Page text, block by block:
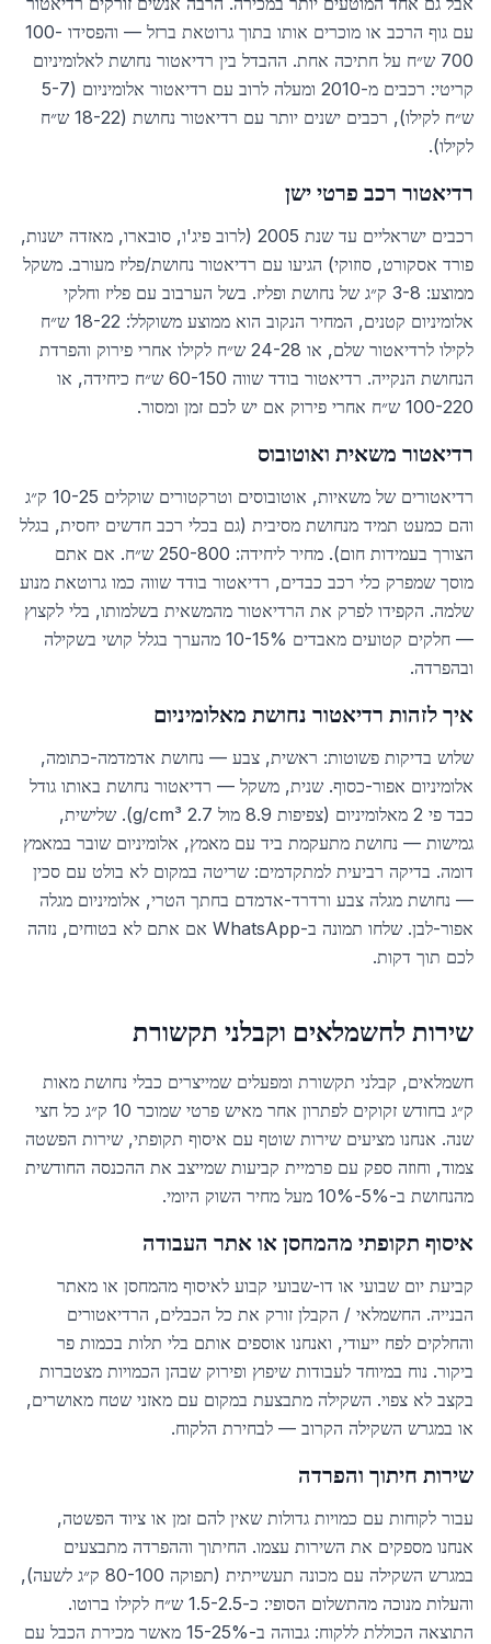
עם גוף הרכב או מוכרים אותו בתוך גרוטאת ברזל — והפסידו 100-
700 ש״ח על חתיכה אחת. ההבדל בין רדיאטור נחושת לאלומיניום
קריטי: רכבים מ-2010 ומעלה לרוב עם רדיאטור אלומיניום (5-7
ש״ח לקילו), רכבים ישנים יותר עם רדיאטור נחושת (18-22 ש״ח
לקילו).
רדיאטור רכב פרטי ישן
רכבים ישראליים עד שנת 2005 (לרוב פיג'ו, סובארו, מאזדה ישנות,
פורד אסקורט, סוזוקי) הגיעו עם רדיאטור נחושת/פליז מעורב. משקל
ממוצע: 3-8 ק״ג של נחושת ופליז. בשל הערבוב עם פליז וחלקי
אלומיניום קטנים, המחיר הנקוב הוא ממוצע משוקלל: 18-22 ש״ח
לקילו לרדיאטור שלם, או 24-28 ש״ח לקילו אחרי פירוק והפרדת
הנחושת הנקייה. רדיאטור בודד שווה 60-150 ש״ח כיחידה, או
100-220 ש״ח אחרי פירוק אם יש לכם זמן ומסור.
רדיאטור משאית ואוטובוס
רדיאטורים של משאיות, אוטובוסים וטרקטורים שוקלים 10-25 ק״ג
והם כמעט תמיד מנחושת מסיבית (גם בכלי רכב חדשים יחסית, בגלל
הצורך בעמידות חום). מחיר ליחידה: 250-800 ש״ח. אם אתם
מוסך שמפרק כלי רכב כבדים, רדיאטור בודד שווה כמו גרוטאת מנוע
שלמה. הקפידו לפרק את הרדיאטור מהמשאית בשלמותו, בלי לקצוץ
— חלקים קטועים מאבדים 10-15% מהערך בגלל קושי בשקילה
ובהפרדה.
איך לזהות רדיאטור נחושת מאלומיניום
שלוש בדיקות פשוטות: ראשית, צבע — נחושת אדמדמה-כתומה,
אלומיניום אפור-כסוף. שנית, משקל — רדיאטור נחושת באותו גודל
כבד פי 2 מאלומיניום (צפיפות 8.9 מול 2.7 g/cm³). שלישית,
גמישות — נחושת מתעקמת ביד עם מאמץ, אלומיניום שובר במאמץ
דומה. בדיקה רביעית למתקדמים: שריטה במקום לא בולט עם סכין
— נחושת מגלה צבע ורדרד-אדמדם בחתך הטרי, אלומיניום מגלה
אפור-לבן. שלחו תמונה ב-WhatsApp אם אתם לא בטוחים, נזהה
לכם תוך דקות.
שירות לחשמלאים וקבלני תקשורת
חשמלאים, קבלני תקשורת ומפעלים שמייצרים כבלי נחושת מאות
ק״ג בחודש זקוקים לפתרון אחר מאיש פרטי שמוכר 10 ק״ג כל חצי
שנה. אנחנו מציעים שירות שוטף עם איסוף תקופתי, שירות הפשטה
צמוד, וחוזה ספק עם פרמיית קביעות שמייצב את ההכנסה החודשית
מהנחושת ב-5%-10% מעל מחיר השוק היומי.
איסוף תקופתי מהמחסן או אתר העבודה
קביעת יום שבועי או דו-שבועי קבוע לאיסוף מהמחסן או מאתר
הבנייה. החשמלאי / הקבלן זורק את כל הכבלים, הרדיאטורים
והחלקים לפח ייעודי, ואנחנו אוספים אותם בלי תלות בכמות פר
ביקור. נוח במיוחד לעבודות שיפוץ ופירוק שבהן הכמויות מצטברות
בקצב לא צפוי. השקילה מתבצעת במקום עם מאזני שטח מאושרים,
או במגרש השקילה הקרוב — לבחירת הלקוח.
שירות חיתוך והפרדה
עבור לקוחות עם כמויות גדולות שאין להם זמן או ציוד הפשטה,
אנחנו מספקים את השירות עצמו. החיתוך וההפרדה מתבצעים
במגרש השקילה עם מכונה תעשייתית (תפוקה 80-100 ק״ג לשעה),
והעלות מנוכה מהתשלום הסופי: כ-1.5-2.5 ש״ח לקילו ברוטו.
התוצאה הכוללת ללקוח: גבוהה ב-15-25% מאשר מכירת הכבל עם